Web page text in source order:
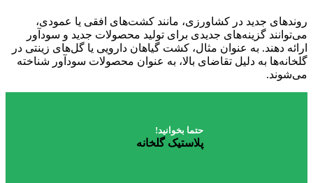
روندهای جدید در کشاورزی، مانند کشت‌های افقی یا عمودی،
می‌توانند گزینه‌های جدیدی برای تولید محصولات جدید و سودآور
ارائه دهند. به عنوان مثال، کشت گیاهان دارویی یا گل‌های زینتی در
گلخانه‌ها به دلیل تقاضای بالا، به عنوان محصولات سودآور شناخته
می‌شوند.
حتما بخوانید!
پلاستیک گلخانه